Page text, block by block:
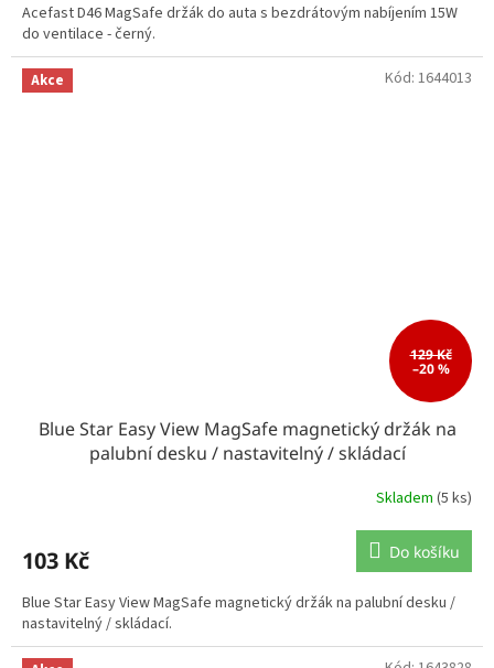
Acefast D46 MagSafe držák do auta s bezdrátovým nabíjením 15W
do ventilace - černý.
Akce
129 Kč
–20 %
Blue Star Easy View MagSafe magnetický držák na
palubní desku / nastavitelný / skládací
Skladem (5 ks)
103 Kč Do košíku
Blue Star Easy View MagSafe magnetický držák na palubní desku /
nastavitelný / skládací.
Kód: 1644013